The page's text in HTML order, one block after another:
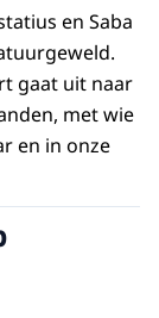
en Saba
gaat uit naar
met wie
en in onze